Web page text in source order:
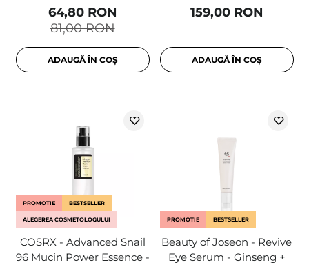
81,00 RON
64,80 RON
ADAUGĂ ÎN COȘ
159,00 RON
ADAUGĂ ÎN COȘ
PROMOȚIE BESTSELLER
ALEGEREA COSMETOLOGULUI
COSRX - Advanced Snail
96 Mucin Power Essence -
PROMOȚIE BESTSELLER
Beauty of Joseon - Revive
Eye Serum - Ginseng +